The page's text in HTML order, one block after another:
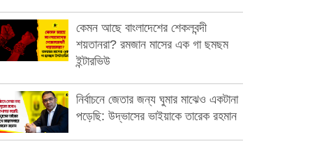
কেমন আছে বাংলাদেশের শেকলবন্দী
শয়তানরা? রমজান মাসের এক গা ছমছম
ইন্টারভিউ
নির্বাচনে জেতার জন্য ঘুমার মাঝেও একটানা
পড়েছি: উদ্ভাসের ভাইয়াকে তারেক রহমান